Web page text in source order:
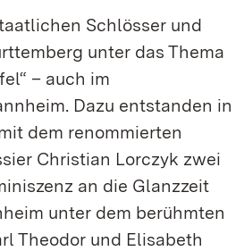
Schlösser und
unter das Thema
– auch im
Dazu entstanden in
dem renommierten
Christian Lorczyk zwei
an die Glanzzeit
unter dem berühmten
Theodor und Elisabeth